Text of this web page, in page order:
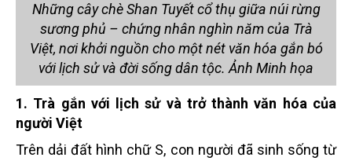
Những cây chè Shan Tuyết cổ thụ giữa núi rừng
sương phủ – chứng nhân nghìn năm của Trà
Việt, nơi khởi nguồn cho một nét văn hóa gắn bó
với lịch sử và đời sống dân tộc. Ảnh Minh họa
1. Trà gắn với lịch sử và trở thành văn hóa của
người Việt
Trên dải đất hình chữ S, con người đã sinh sống từ